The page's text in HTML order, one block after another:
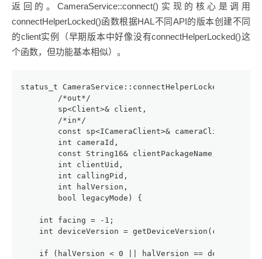
返回的。CameraService::connect()实现的核心是调用
connectHelperLocked()函数根据HAL不同API的版本创建不同
的client实例（早期版本中好像没有connectHelperLocked()这
个函数，但功能基本相似）。
status_t CameraService::connectHelperLocked(
        /*out*/
        sp<Client>& client,
        /*in*/
        const sp<ICameraClient>& cameraClient,
        int cameraId,
        const String16& clientPackageName,
        int clientUid,
        int callingPid,
        int halVersion,
        bool legacyMode) {
    int facing = -1;
int deviceVersion = getDeviceVersion(cameraId,
if (halVersion < 0 || halVersion ==